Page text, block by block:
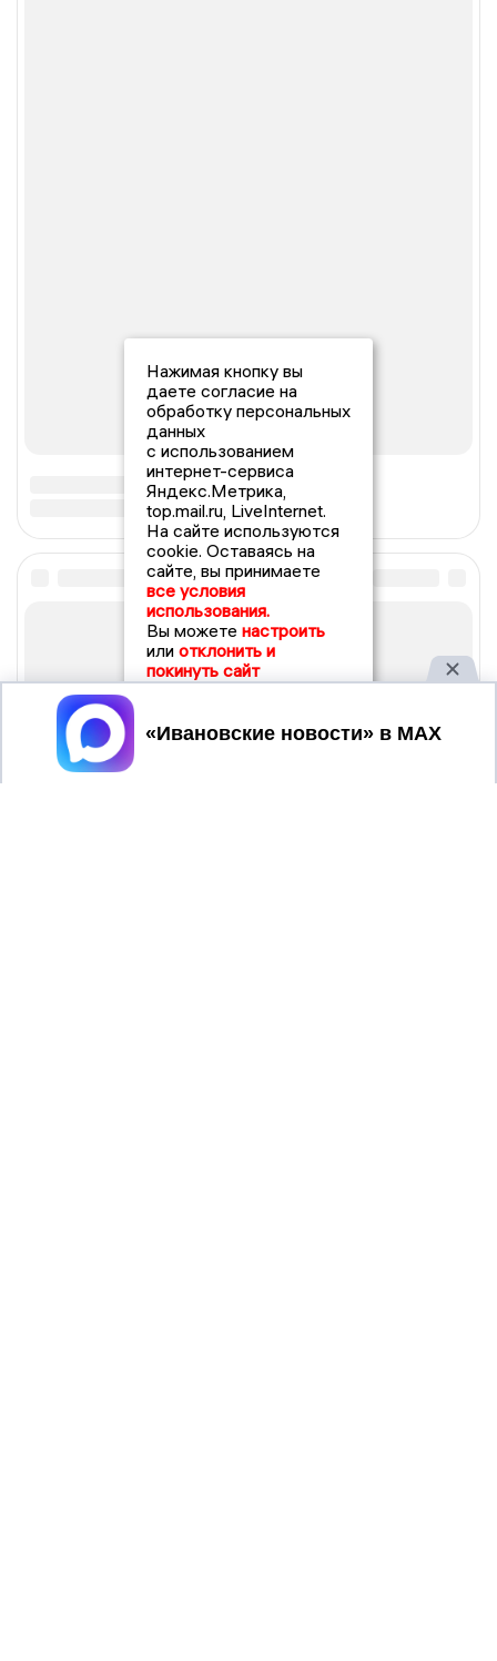
Нажимая кнопку вы
даете согласие на
обработку персональных
данных
с использованием
интернет-сервиса
Яндекс.Метрика,
top.mail.ru, LiveInternet.
На сайте используются
cookie. Оставаясь на
сайте, вы принимаете
все условия
использования.
Вы можете настроить
или отклонить и
покинуть сайт
Принять